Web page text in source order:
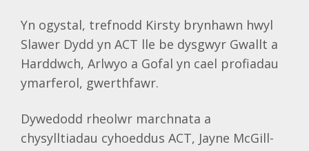
Yn ogystal, trefnodd Kirsty brynhawn hwyl
Slawer Dydd yn ACT lle be dysgwyr Gwallt a
Harddwch, Arlwyo a Gofal yn cael profiadau
ymarferol, gwerthfawr.
Dywedodd rheolwr marchnata a
chysylltiadau cyhoeddus ACT, Jayne McGill-